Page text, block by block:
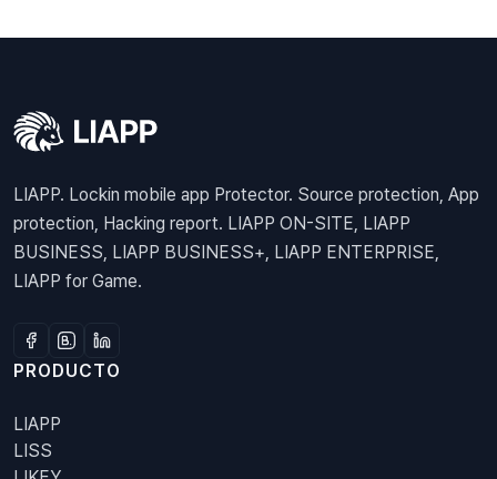
LIAPP. Lockin mobile app Protector. Source protection, App
protection, Hacking report. LIAPP ON-SITE, LIAPP
BUSINESS, LIAPP BUSINESS+, LIAPP ENTERPRISE,
LIAPP for Game.
PRODUCTO
LIAPP
LISS